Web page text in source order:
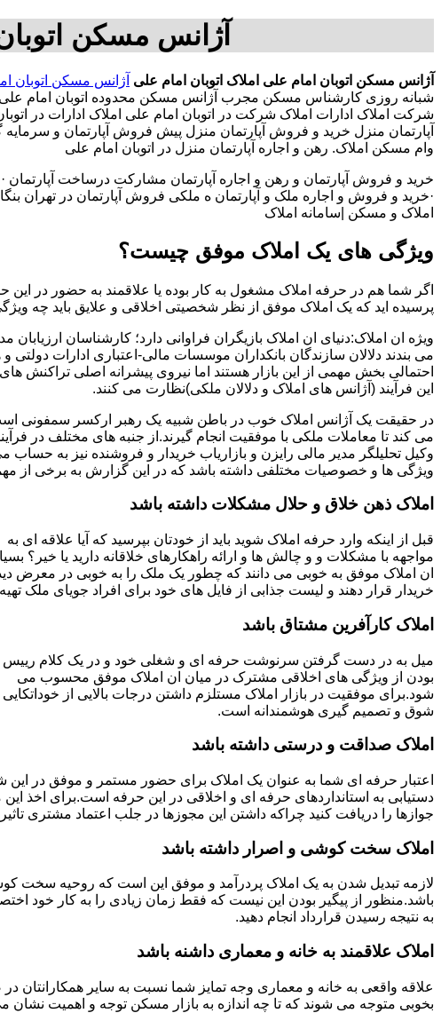
آژانس مسکن
آژانس مسکن اتوبان امام علی املاک اتوبان امام علی آژانس مسکن اتوبان
شبانه روزی کارشناس مسکن مجرب آژانس مسکن محدوده اتوبان امام علی
شرکت املاک ادارات املاک شرکت در اتوبان امام علی املاک ادارات در
آپارتمان منزل خرید و فروش آپارتمان منزل پیش فروش آپارتمان و
وام مسکن املاک. رهن و اجاره آپارتمان منزل در اتوبان امام علی
خرید و فروش آپارتمان و رهن و اجاره آپارتمان مشارکت درساخت آپارتمان
·خرید و فروش و اجاره ملک و آپارتمان ه ملکی فروش آپارتمان در تهران
املاک و مسکن |سامانه املاک
ویژگی های یک املاک موفق چیست؟
اگر شما هم در حرفه املاک مشغول به کار بوده یا علاقمند به حضور در این
پرسیده اید که یک املاک موفق از نظر شخصیتی اخلاقی و علایق باید چه
ویژه ان املاک:دنیای ان املاک بازیگران فراوانی دارد؛ کارشناسان ارزیابان
می بندند دلالان سازندگان بانکداران موسسات مالی-اعتباری ادارات دولتی
احتمالی بخش مهمی از این بازار هستند اما نیروی پیشرانه اصلی تراکنش
این فرآیند (آژانس های املاک و دلالان ملکی)نظارت می کنند.
در حقیقت یک آژانس املاک خوب در باطن شبیه یک رهبر ارکسر سمفونی
می کند تا معاملات ملکی با موفقیت انجام گیرند.از جنبه های مختلف در
وکیل تحلیلگر مدیر مالی رایزن و بازاریاب خریدار و فروشنده نیز به حساب
ویژگی ها و خصوصیات مختلفی داشته باشد که در این گزارش به برخی از
املاک ذهن خلاق و حلال مشکلات داشته باشد
قبل از اینکه وارد حرفه املاک شوید باید از خودتان بپرسید که آیا علاقه ای به
مواجهه با مشکلات و و چالش ها و ارائه راهکارهای خلاقانه دارید یا خیر؟
ان املاک موفق به خوبی می دانند که چطور یک ملک را به خوبی در معرض
خریدار قرار دهند و لیست جذابی از فایل های خود برای افراد جویای ملک تهیه
املاک کارآفرین مشتاق باشد
میل به در دست گرفتن سرنوشت حرفه ای و شغلی خود و در یک کلام رییس
بودن از ویژگی های اخلاقی مشترک در میان ان املاک موفق محسوب می
شود.برای موفقیت در بازار املاک مستلزم داشتن درجات بالایی از خوداتکایی
شوق و تصمیم گیری هوشمندانه است.
املاک صداقت و درستی داشته باشد
اعتبار حرفه ای شما به عنوان یک املاک برای حضور مستمر و موفق در
دستیابی به استانداردهای حرفه ای و اخلاقی در این حرفه است.برای
جوازها را دریافت کنید چراکه داشتن این مجوزها در جلب اعتماد مشتری
املاک سخت کوشی و اصرار داشته باشد
لازمه تبدیل شدن به یک املاک پردرآمد و موفق این است که روحیه سخت
باشد.منظور از پیگیر بودن این نیست که فقط زمان زیادی را به کار خود
به نتیجه رسیدن قرارداد انجام دهید.
املاک علاقمند به خانه و معماری داشنه باشد
علاقه واقعی به خانه و معماری وجه تمایز شما نسبت به سایر همکارانتان
بخوبی متوجه می شوند که تا چه اندازه به بازار مسکن توجه و اهمیت نشان